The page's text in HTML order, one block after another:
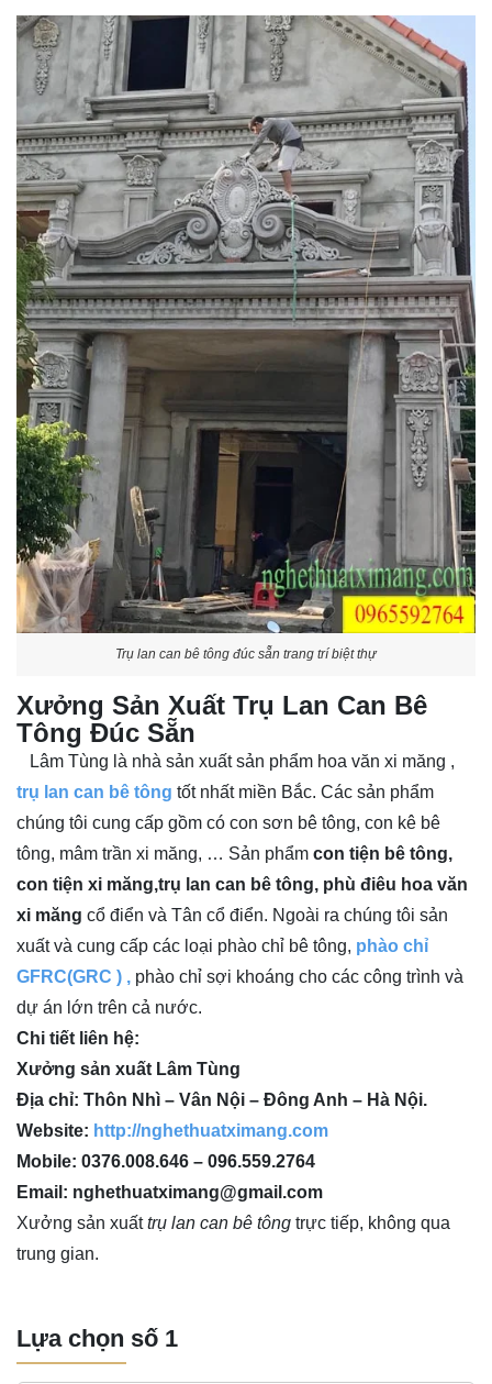
Trụ lan can bê tông đúc sẵn trang trí biệt thự
Xưởng Sản Xuất Trụ Lan Can Bê
Tông Đúc Sẵn
Lâm Tùng là nhà sản xuất sản phẩm hoa văn xi măng ,
trụ lan can bê tông tốt nhất miền Bắc. Các sản phẩm
chúng tôi cung cấp gồm có con sơn bê tông, con kê bê
tông, mâm trần xi măng, … Sản phẩm con tiện bê tông,
con tiện xi măng,trụ lan can bê tông, phù điêu hoa văn
xi măng cổ điển và Tân cổ điển. Ngoài ra chúng tôi sản
xuất và cung cấp các loại phào chỉ bê tông, phào chỉ
GFRC(GRC ) , phào chỉ sợi khoáng cho các công trình và
dự án lớn trên cả nước.
Chi tiết liên hệ:
Xưởng sản xuất Lâm Tùng
Địa chỉ: Thôn Nhì – Vân Nội – Đông Anh – Hà Nội.
Website: http://nghethuatximang.com
Mobile: 0376.008.646 – 096.559.2764
Email: nghethuatximang@gmail.com
Xưởng sản xuấttrụ lan can bê tông trực tiếp, không qua
trung gian.
Lựa chọn số 1